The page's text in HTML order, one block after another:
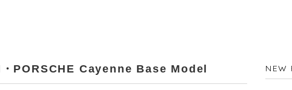
PORSCHE Cayenne Base Model NEW